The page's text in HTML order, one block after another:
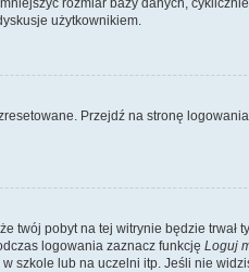
użytkownikiem.
Przejdź na stronę
twój pobyt na tej witrynie będzie
logowania zaznacz funkcję Loguj
lub na uczelni itp. Jeśli nie